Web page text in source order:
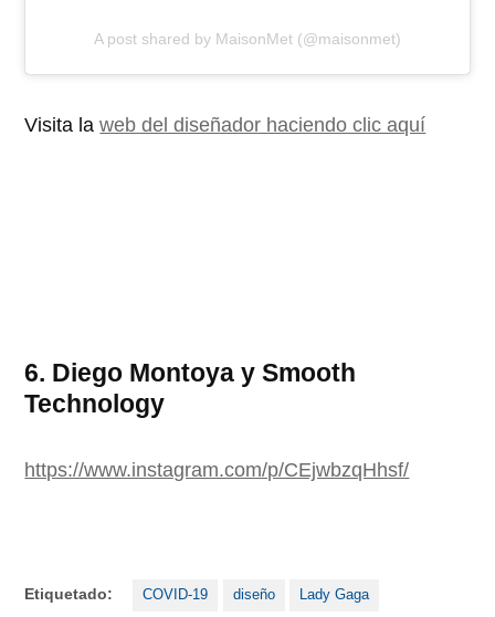
A post shared by MaisonMet (@maisonmet)
Visita laweb del diseñador haciendo clic aquí
6. Diego Montoya y Smooth
Technology
https://www.instagram.com/p/CEjwbzqHhsf/
Etiquetado: COVID-19 diseño Lady Gaga